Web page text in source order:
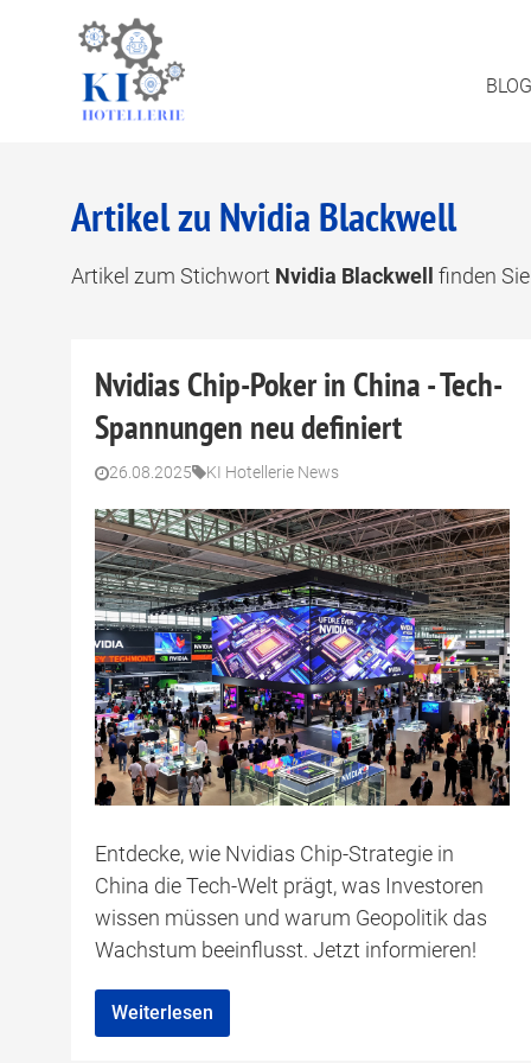
BLOG
Artikel zu Nvidia Blackwell
Artikel zum Stichwort Nvidia Blackwell finden
Nvidias Chip-Poker in China - Tech-
Spannungen neu definiert
26.08.2025 KI Hotellerie News
Entdecke, wie Nvidias Chip-Strategie in
China die Tech-Welt prägt, was Investoren
wissen müssen und warum Geopolitik das
Wachstum beeinflusst. Jetzt informieren!
Weiterlesen